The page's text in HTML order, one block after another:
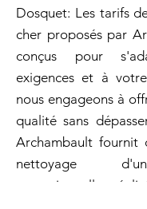
Dosquet: Les tarifs
cher proposés par
conçus pour
exigences et à
nous engageons à
qualité sans
Archambault fournit
nettoyage
exceptionnelle,